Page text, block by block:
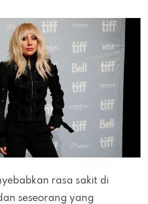
rasa sakit di
seseorang yang